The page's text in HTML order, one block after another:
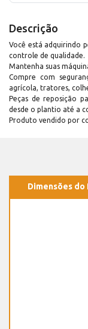
Descrição
Você está adquirindo
controle de qualidade.
Mantenha suas
Compre com
agrícola, tratores,
Peças de reposição
desde o plantio até a
Produto vendido por
Dimensões do